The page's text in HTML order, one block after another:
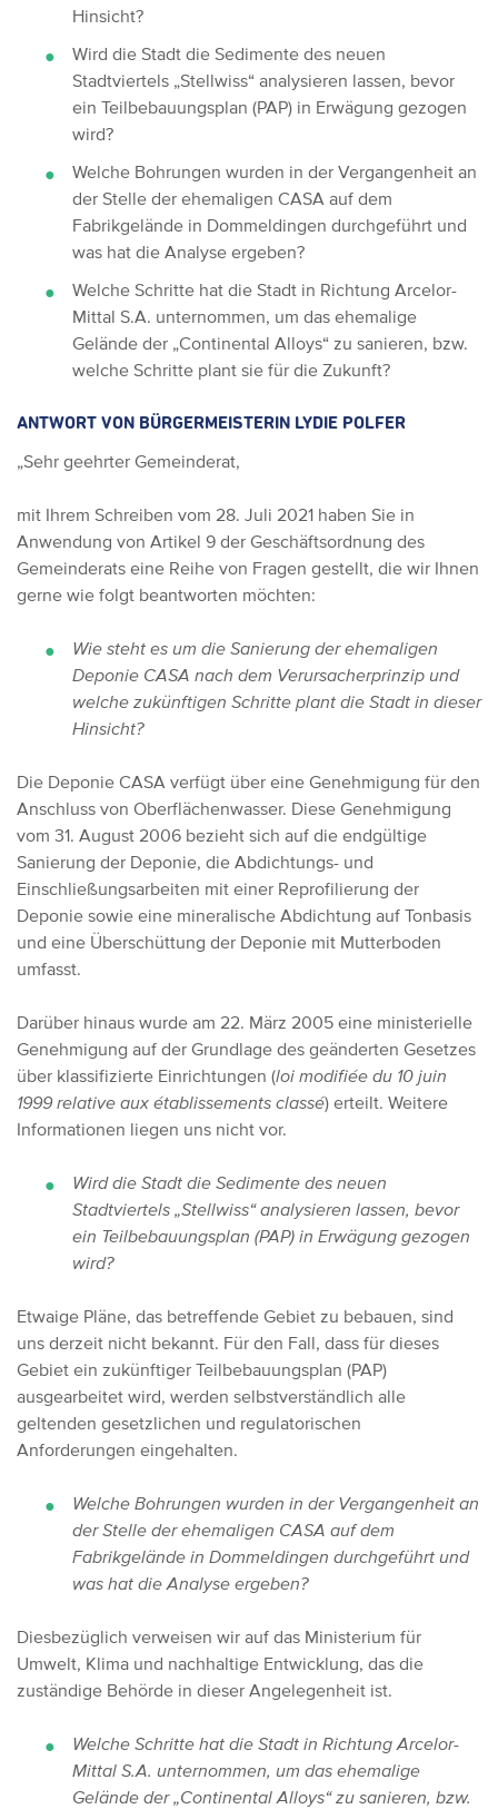
Hinsicht?
Wird die Stadt die Sedimente des neuen
Stadtviertels „Stellwiss“ analysieren lassen, bevor
ein Teilbebauungsplan (PAP) in Erwägung gezogen
wird?
Welche Bohrungen wurden in der Vergangenheit an
der Stelle der ehemaligen CASA auf dem
Fabrikgelände in Dommeldingen durchgeführt und
was hat die Analyse ergeben?
Welche Schritte hat die Stadt in Richtung Arcelor-
Mittal S.A. unternommen, um das ehemalige
Gelände der „Continental Alloys“ zu sanieren, bzw.
welche Schritte plant sie für die Zukunft?
ANTWORT VON BÜRGERMEISTERIN LYDIE POLFER
„Sehr geehrter Gemeinderat,
mit Ihrem Schreiben vom 28. Juli 2021 haben Sie in
Anwendung von Artikel 9 der Geschäftsordnung des
Gemeinderats eine Reihe von Fragen gestellt, die wir Ihnen
gerne wie folgt beantworten möchten:
Wie steht es um die Sanierung der ehemaligen
Deponie CASA nach dem Verursacherprinzip und
welche zukünftigen Schritte plant die Stadt in dieser
Hinsicht?
Die Deponie CASA verfügt über eine Genehmigung für den
Anschluss von Oberflächenwasser. Diese Genehmigung
vom 31. August 2006 bezieht sich auf die endgültige
Sanierung der Deponie, die Abdichtungs- und
Einschließungsarbeiten mit einer Reprofilierung der
Deponie sowie eine mineralische Abdichtung auf Tonbasis
und eine Überschüttung der Deponie mit Mutterboden
umfasst.
Darüber hinaus wurde am 22. März 2005 eine ministerielle
Genehmigung auf der Grundlage des geänderten Gesetzes
über klassifizierte Einrichtungen (loi modifiée du 10 juin
1999 relative aux établissements classé) erteilt. Weitere
Informationen liegen uns nicht vor.
Wird die Stadt die Sedimente des neuen
Stadtviertels „Stellwiss“ analysieren lassen, bevor
ein Teilbebauungsplan (PAP) in Erwägung gezogen
wird?
Etwaige Pläne, das betreffende Gebiet zu bebauen, sind
uns derzeit nicht bekannt. Für den Fall, dass für dieses
Gebiet ein zukünftiger Teilbebauungsplan (PAP)
ausgearbeitet wird, werden selbstverständlich alle
geltenden gesetzlichen und regulatorischen
Anforderungen eingehalten.
Welche Bohrungen wurden in der Vergangenheit an
der Stelle der ehemaligen CASA auf dem
Fabrikgelände in Dommeldingen durchgeführt und
was hat die Analyse ergeben?
Diesbezüglich verweisen wir auf das Ministerium für
Umwelt, Klima und nachhaltige Entwicklung, das die
zuständige Behörde in dieser Angelegenheit ist.
Welche Schritte hat die Stadt in Richtung Arcelor-
Mittal S.A. unternommen, um das ehemalige
Gelände der „Continental Alloys“ zu sanieren, bzw.